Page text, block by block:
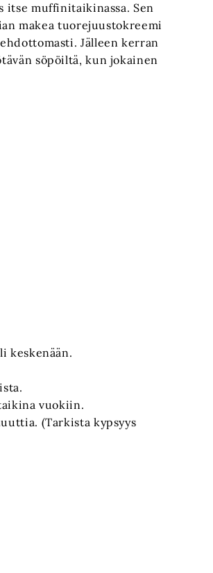
itse muffinitaikinassa. Sen
makea tuorejuustokreemi
Jälleen kerran
söpöiltä, kun jokainen
keskenään.
vuokiin.
(Tarkista kypsyys